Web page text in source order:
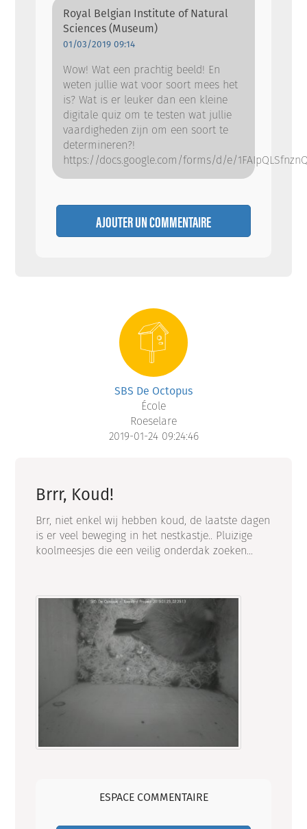
Royal Belgian Institute of Natural
Sciences (Museum)
01/03/2019 09:14
Wow! Wat een prachtig beeld! En
weten jullie wat voor soort mees het
is? Wat is er leuker dan een kleine
digitale quiz om te testen wat jullie
vaardigheden zijn om een soort te
determineren?!
https://docs.google.com/forms/d/e/
AJOUTER UN COMMENTAIRE
SBS De Octopus
École
Roeselare
2019-01-24 09:24:46
Brrr, Koud!
Brr, niet enkel wij hebben koud, de laatste dagen
is er veel beweging in het nestkastje.. Pluizige
koolmeesjes die een veilig onderdak zoeken...
ESPACE COMMENTAIRE